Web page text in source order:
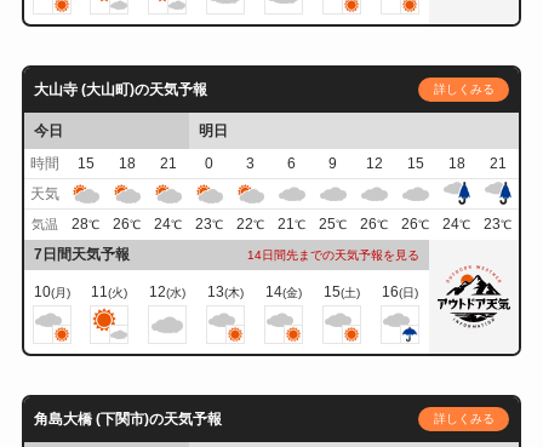
大山寺 (大山町)の天気予報 詳しくみる
今日
明日
時間
15 18 21 0 3 6 9 12 15 18
21
天気
気温 28℃ 26℃ 24℃ 23℃ 22℃ 21℃ 25℃ 26℃ 26℃ 24℃ 23℃
7日間天気予報 14日間先までの天気予報を見る
10(月) 11(火) 12(水) 13(木) 14(金) 15(土) 16(日)
角島大橋 (下関市)の天気予報 詳しくみる